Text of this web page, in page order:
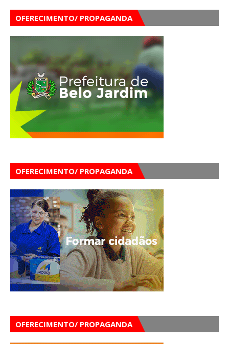
OFERECIMENTO/ PROPAGANDA
OFERECIMENTO/ PROPAGANDA
OFERECIMENTO/ PROPAGANDA